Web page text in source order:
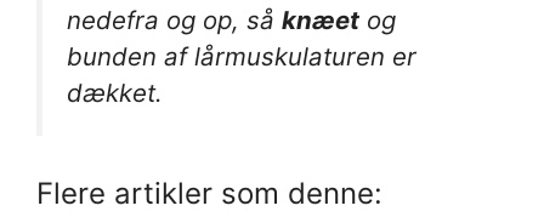
nedefra og op, så knæet og
bunden af lårmuskulaturen er
dækket.
Flere artikler som denne: